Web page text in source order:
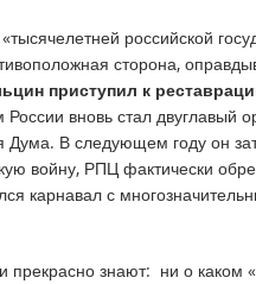
российской
сторона,
приступил к
России вновь стал двуглавый
Дума. В следующем году он
войну, РПЦ фактически
карнавал с
прекрасно знают: ни о каком